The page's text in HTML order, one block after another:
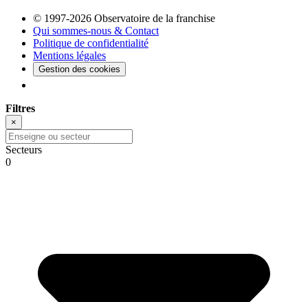
© 1997-2026 Observatoire de la franchise
Qui sommes-nous & Contact
Politique de confidentialité
Mentions légales
Gestion des cookies
Filtres
×
Secteurs
0